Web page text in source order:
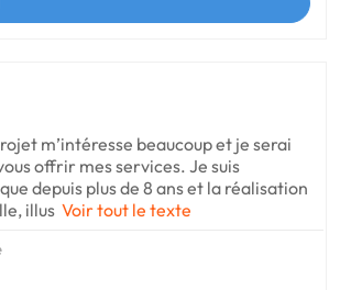
m’intéresse beaucoup et je serai
offrir mes services. Je suis
depuis plus de 8 ans et la réalisation
illus Voir tout le texte